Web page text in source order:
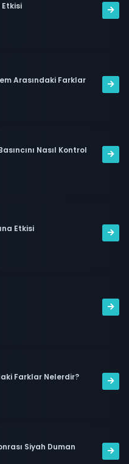
Arasındaki Farklar
Nasıl Kontrol
Etkisi
Farklar Nelerdir?
Siyah Duman